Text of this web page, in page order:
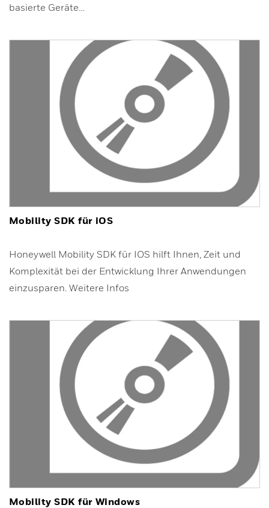
basierte Geräte…
Mobility SDK für iOS
Honeywell Mobility SDK für IOS hilft Ihnen, Zeit und
Komplexität bei der Entwicklung Ihrer Anwendungen
einzusparen. Weitere Infos
Mobility SDK für Windows